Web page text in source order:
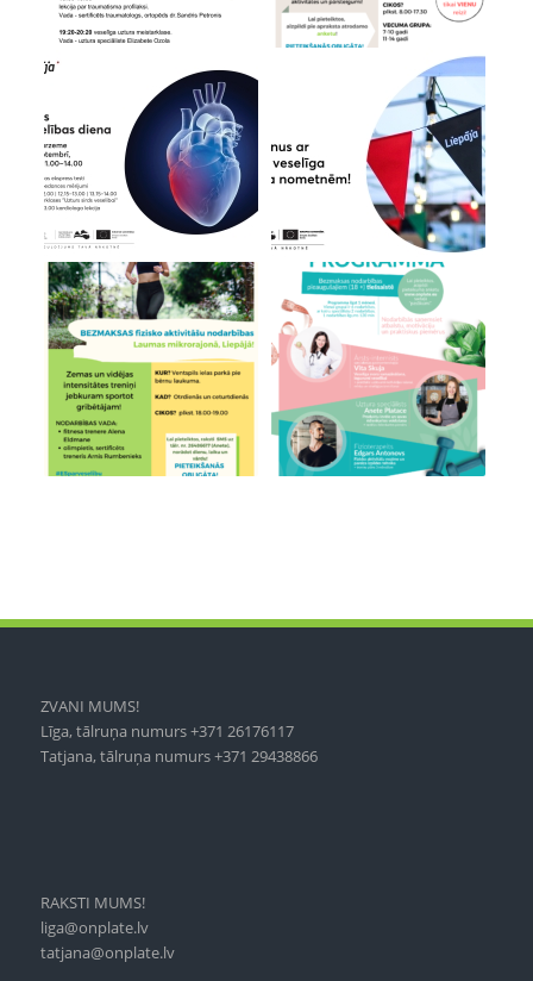
ZVANI MUMS!
Līga, tālruņa numurs +371 26176117
Tatjana, tālruņa numurs +371 29438866
RAKSTI MUMS!
liga@onplate.lv
tatjana@onplate.lv